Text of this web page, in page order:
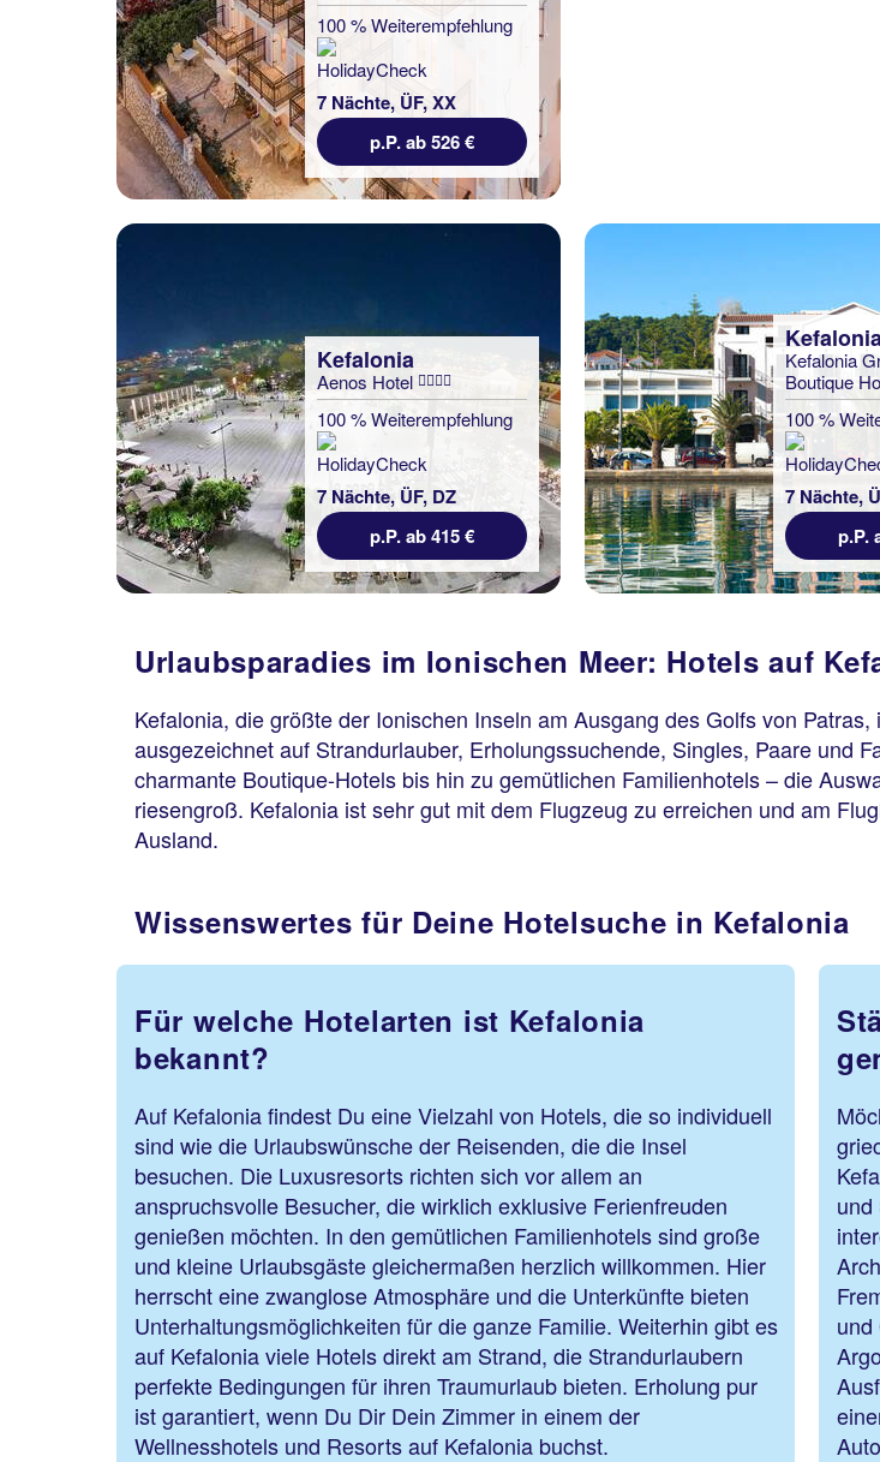
100 % Weiterempfehlung
7 Nächte, ÜF, XX
p.P. ab 526 €
Kefalonia
Aenos Hotel
100 % Weiterempfehlung
7 Nächte, ÜF, DZ
p.P. ab 415 €
Kefalonia
Boutique
100 %
7 Nächte,
p.P.
Urlaubsparadies im Ionischen Meer: Hotels auf
Kefalonia, die größte der Ionischen Inseln am Ausgang des Golfs von
ausgezeichnet auf Strandurlauber, Erholungssuchende, Singles, Paare und
charmante Boutique-Hotels bis hin zu gemütlichen Familienhotels – die
riesengroß. Kefalonia ist sehr gut mit dem Flugzeug zu erreichen und am
Ausland.
Wissenswertes für Deine Hotelsuche in Kefalonia
Für welche Hotelarten ist Kefalonia
bekannt?
Auf Kefalonia findest Du eine Vielzahl von Hotels, die so individuell
sind wie die Urlaubswünsche der Reisenden, die die Insel
besuchen. Die Luxusresorts richten sich vor allem an
anspruchsvolle Besucher, die wirklich exklusive Ferienfreuden
genießen möchten. In den gemütlichen Familienhotels sind große
und kleine Urlaubsgäste gleichermaßen herzlich willkommen. Hier
herrscht eine zwanglose Atmosphäre und die Unterkünfte bieten
Unterhaltungsmöglichkeiten für die ganze Familie. Weiterhin gibt es
auf Kefalonia viele Hotels direkt am Strand, die Strandurlaubern
perfekte Bedingungen für ihren Traumurlaub bieten. Erholung pur
ist garantiert, wenn Du Dir Dein Zimmer in einem der
Wellnesshotels und Resorts auf Kefalonia buchst.
und
und